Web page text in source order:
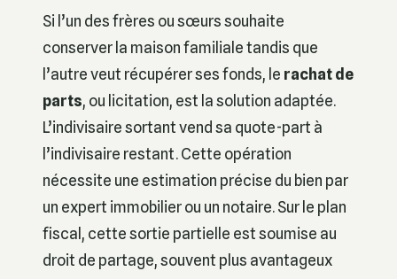
Si l’un des frères ou sœurs souhaite
conserver la maison familiale tandis que
l’autre veut récupérer ses fonds, le rachat de
parts, ou licitation, est la solution adaptée.
L’indivisaire sortant vend sa quote-part à
l’indivisaire restant. Cette opération
nécessite une estimation précise du bien par
un expert immobilier ou un notaire. Sur le plan
fiscal, cette sortie partielle est soumise au
droit de partage, souvent plus avantageux